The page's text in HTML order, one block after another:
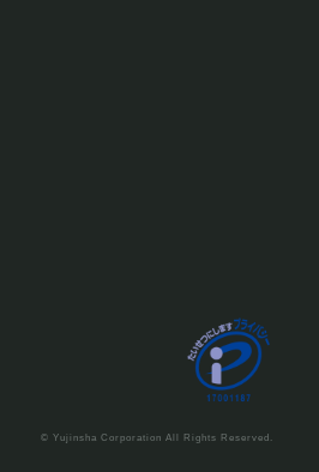
© Yujinsha Corporation All Rights Reserved.